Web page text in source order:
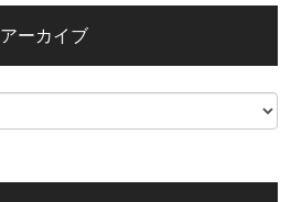
アーカイブ